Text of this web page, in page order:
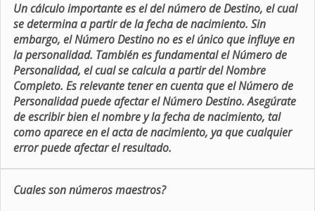
Un cálculo importante es el del número de Destino, el cual
se determina a partir de la fecha de nacimiento. Sin
embargo, el Número Destino no es el único que influye en
la personalidad. También es fundamental el Número de
Personalidad, el cual se calcula a partir del Nombre
Completo. Es relevante tener en cuenta que el Número de
Personalidad puede afectar el Número Destino. Asegúrate
de escribir bien el nombre y la fecha de nacimiento, tal
como aparece en el acta de nacimiento, ya que cualquier
error puede afectar el resultado.
Cuales son números maestros?